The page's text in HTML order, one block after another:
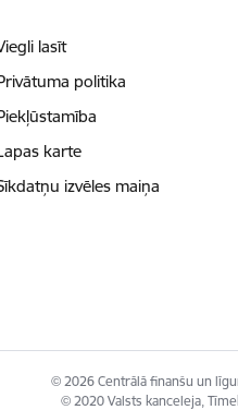
lasīt
politika
karte
izvēles maiņa
© 2026 Centrālā finanšu un
© 2020 Valsts kanceleja,